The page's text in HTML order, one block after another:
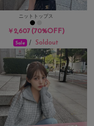
ニットトップス
￥2,607(70%OFF)
Sale / Soldout